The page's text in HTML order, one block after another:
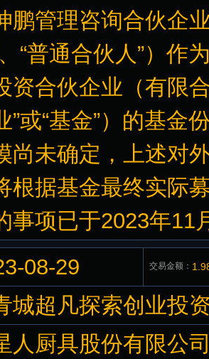
鹏管理咨询合伙企
“普通合伙人”）作
资合伙企业（有限
”或“基金”）的基金
尚未确定，上述对
根据基金最终实际
事项已于2023年11
08-29 交易金额：
城超凡探索创业投
人厨具股份有限公